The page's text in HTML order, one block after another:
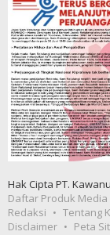
Hak Cipta PT.
Daftar Produk Media
Redaksi
Tentang
Disclaimer
Peta